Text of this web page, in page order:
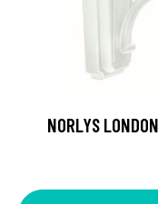
NORLYS